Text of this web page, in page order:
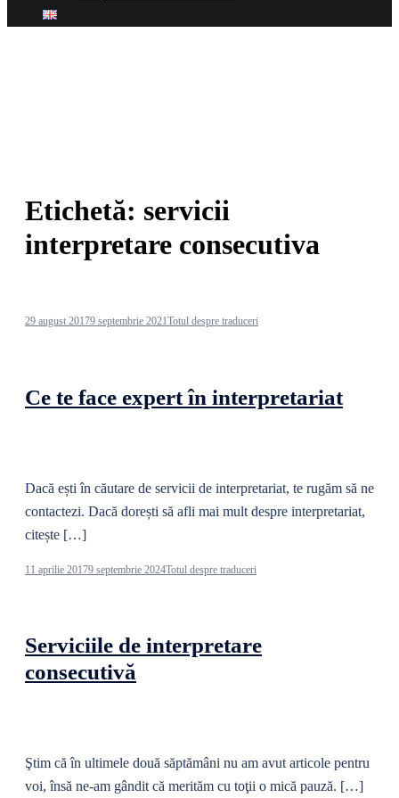
Etichetă: servicii
interpretare consecutiva
29 august 20179 septembrie 2021Totul despre traduceri
Ce te face expert în interpretariat
Dacă ești în căutare de servicii de interpretariat, te rugăm să ne
contactezi. Dacă dorești să afli mai mult despre interpretariat,
citește […]
11 aprilie 20179 septembrie 2024Totul despre traduceri
Serviciile de interpretare
consecutivă
Ştim că în ultimele două săptămâni nu am avut articole pentru
voi, însă ne-am gândit că merităm cu toţii o mică pauză. […]